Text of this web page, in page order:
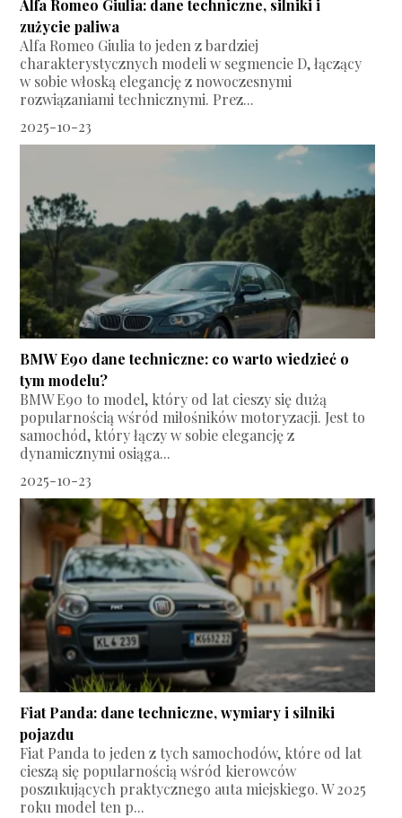
Alfa Romeo Giulia: dane techniczne, silniki i
zużycie paliwa
Alfa Romeo Giulia to jeden z bardziej
charakterystycznych modeli w segmencie D, łączący
w sobie włoską elegancję z nowoczesnymi
rozwiązaniami technicznymi. Prez...
2025-10-23
BMW E90 dane techniczne: co warto wiedzieć o
tym modelu?
BMW E90 to model, który od lat cieszy się dużą
popularnością wśród miłośników motoryzacji. Jest to
samochód, który łączy w sobie elegancję z
dynamicznymi osiąga...
2025-10-23
Fiat Panda: dane techniczne, wymiary i silniki
pojazdu
Fiat Panda to jeden z tych samochodów, które od lat
cieszą się popularnością wśród kierowców
poszukujących praktycznego auta miejskiego. W 2025
roku model ten p...